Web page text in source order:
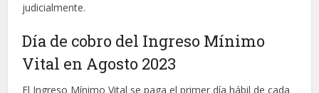
judicialmente.
Día de cobro del Ingreso Mínimo
Vital en Agosto 2023
El Ingreso Mínimo Vital se paga el primer día hábil de cada